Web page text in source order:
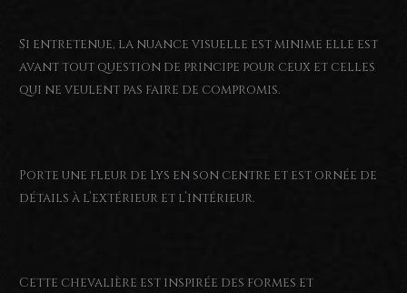
Si entretenue, la nuance visuelle est minime elle est
avant tout question de principe pour ceux et celles
qui ne veulent pas faire de compromis.
Porte une fleur de Lys en son centre et est ornée de
détails à l’extérieur et l’intérieur.
Cette chevalière est inspirée des formes et